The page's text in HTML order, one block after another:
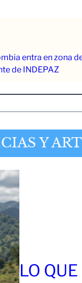
entra en zona
de INDEPAZ
Y
LO